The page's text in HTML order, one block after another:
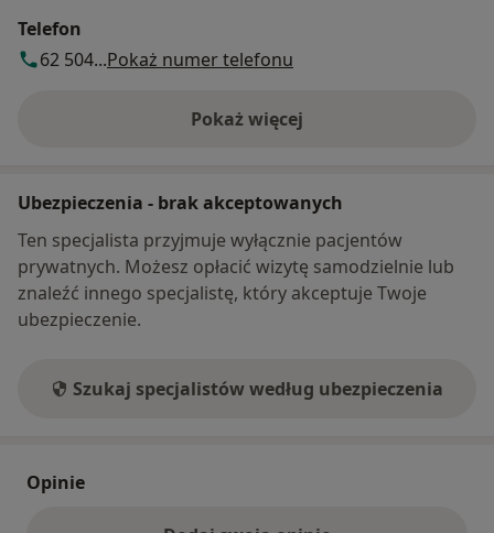
Telefon
62 504...Pokaż numer telefonu
Pokaż więcej
o adresie
Ubezpieczenia - brak akceptowanych
Ten specjalista przyjmuje wyłącznie pacjentów
prywatnych. Możesz opłacić wizytę samodzielnie lub
znaleźć innego specjalistę, który akceptuje Twoje
ubezpieczenie.
Szukaj specjalistów według ubezpieczenia
Opinie